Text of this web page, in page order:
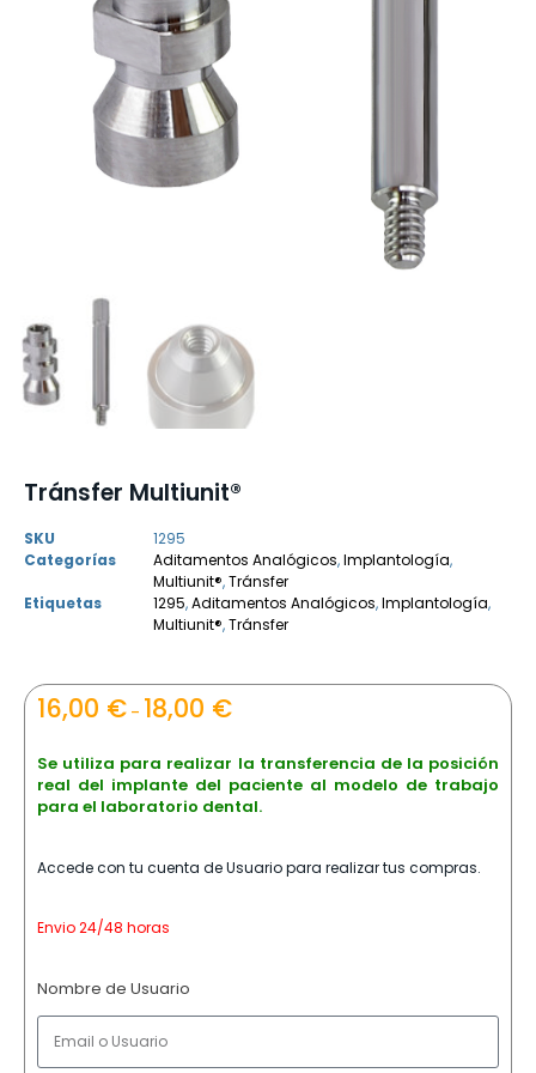
Tránsfer Multiunit®
SKU
1295
Categorías
Aditamentos Analógicos,Implantología,
Multiunit®,Tránsfer
Etiquetas
1295,Aditamentos Analógicos,Implantología,
Multiunit®,Tránsfer
16,00 €– 18,00 €
Se utiliza para realizar la transferencia de la posición
real del implante del paciente al modelo de trabajo
para el laboratorio dental.
Accede con tu cuenta de Usuario para realizar tus compras.
Envio 24/48 horas
Nombre de Usuario